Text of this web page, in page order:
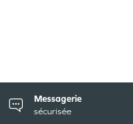
Messagerie
sécurisée